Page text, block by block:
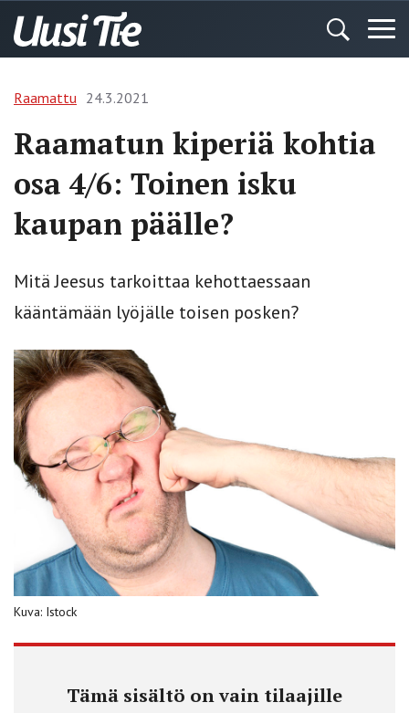
Raamattu 24.3.2021
Raamatun kiperiä kohtia
osa 4/6: Toinen isku
kaupan päälle?
Mitä Jeesus tarkoittaa kehottaessaan
kääntämään lyöjälle toisen posken?
Kuva: Istock
Tämä sisältö on vain tilaajille